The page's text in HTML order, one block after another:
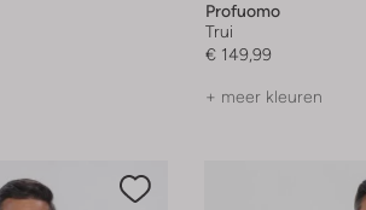
Profuomo
Trui
€ 149,99
+ meer kleuren